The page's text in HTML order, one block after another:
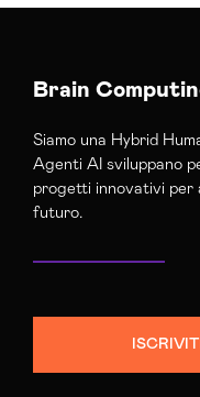
Agenzia Google
Agenzia Social
Agenzia Web
Campagne Adv
Campagne
Brain
Siamo una Hybrid
Agenti AI sviluppano
progetti innovativi per
futuro.